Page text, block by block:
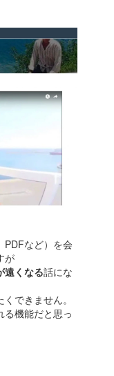
PDFなど）を会
が
遠くなる話にな
できません。
る機能だと思っ